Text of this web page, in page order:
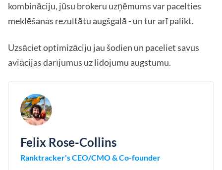
kombināciju, jūsu brokeru uzņēmums var pacelties
meklēšanas rezultātu augšgalā - un tur arī palikt.
Uzsāciet optimizāciju jau šodien un paceliet savus
aviācijas darījumus uz lidojumu augstumu.
Felix Rose-Collins
Ranktracker's CEO/CMO & Co-founder